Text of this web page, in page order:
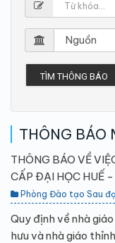
TÌM THÔNG BÁO
THÔNG BÁO
THÔNG BÁO VỀ
CẤP ĐẠI HỌC HUẾ -
Phòng Đào tạo Sau
Quy định về nhà
hưu và nhà giáo